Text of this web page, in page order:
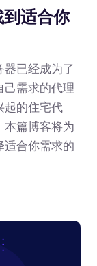
适合你
已经成为了
己需求的代理
起的住宅代
本篇博客将为
适合你需求的